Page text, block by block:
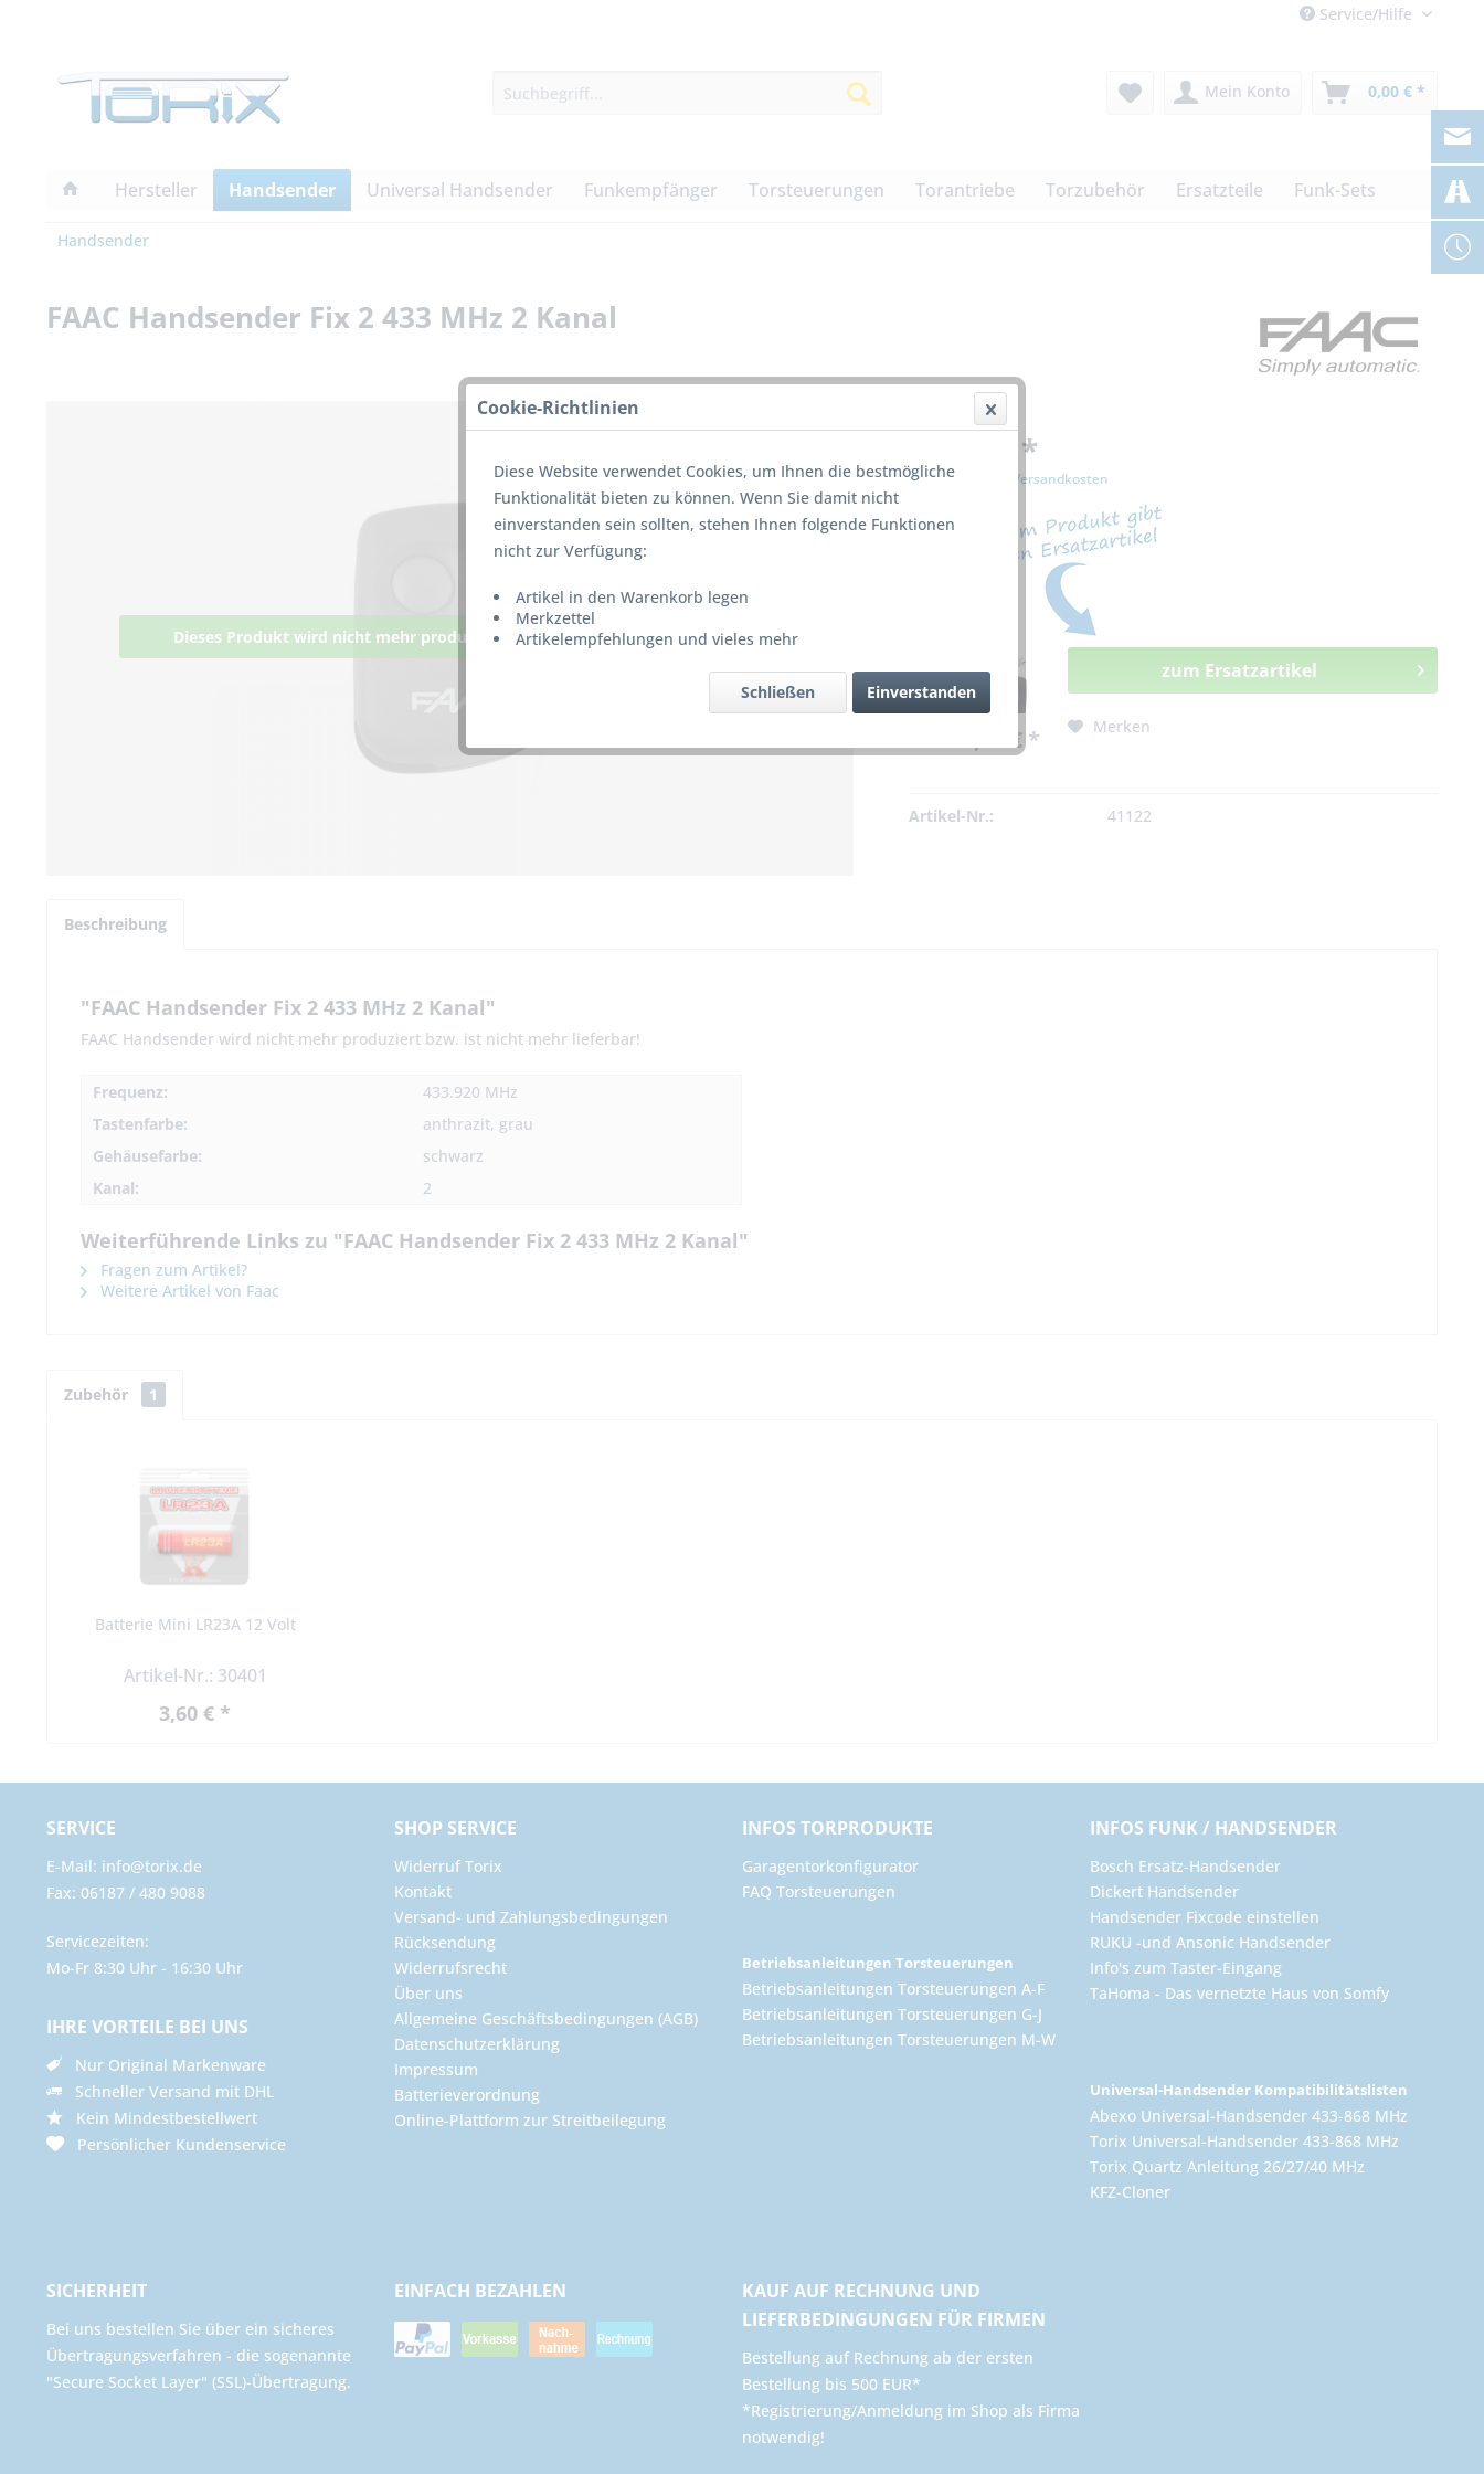
Service/Hilfe
Mein Konto 0,00 € *
Hersteller Handsender Universal Handsender Funkempfänger Torsteuerungen Torantriebe Torzubehör Ersatzteile Funk-Sets
Handsender
FAAC Handsender Fix 2 433 MHz 2 Kanal
Dieses Produkt wird nicht mehr produziert bzw. ist nicht mehr lieferbar!
59,00 € *
inkl. MwSt. zzgl. Versandkosten
139,50 € *
zum Ersatzartikel
Merken
Artikel-Nr.: 41122
Beschreibung
"FAAC Handsender Fix 2 433 MHz 2 Kanal"
FAAC Handsender wird nicht mehr produziert bzw. ist nicht mehr lieferbar!
Frequenz:
433.920 MHz
Tastenfarbe:
anthrazit, grau
Gehäusefarbe:
schwarz
Kanal:
2
Weiterführende Links zu "FAAC Handsender Fix 2 433 MHz 2 Kanal"
Fragen zum Artikel?
Weitere Artikel von Faac
Zubehör 1
Batterie Mini LR23A 12 Volt
Artikel-Nr.: 30401
3,60 € *
SERVICE
E-Mail: info@torix.de
Fax: 06187 / 480 9088
Servicezeiten:
Mo-Fr 8:30 Uhr - 16:30 Uhr
IHRE VORTEILE BEI UNS
Nur Original Markenware
Schneller Versand mit DHL
Kein Mindestbestellwert
Persönlicher Kundenservice
SHOP SERVICE
Widerruf Torix
Kontakt
Versand- und Zahlungsbedingungen
Rücksendung
Widerrufsrecht
Über uns
Allgemeine Geschäftsbedingungen (AGB)
Datenschutzerklärung
Impressum
Batterieverordnung
Online-Plattform zur Streitbeilegung
INFOS TORPRODUKTE
Garagentorkonfigurator
FAQ Torsteuerungen
Betriebsanleitungen Torsteuerungen
Betriebsanleitungen Torsteuerungen A-F
Betriebsanleitungen Torsteuerungen G-J
Betriebsanleitungen Torsteuerungen M-W
INFOS FUNK / HANDSENDER
Bosch Ersatz-Handsender
Dickert Handsender
Handsender Fixcode einstellen
RUKU -und Ansonic Handsender
Info's zum Taster-Eingang
TaHoma - Das vernetzte Haus von Somfy
Universal-Handsender Kompatibilitätslisten
Abexo Universal-Handsender 433-868 MHz
Torix Universal-Handsender 433-868 MHz
Torix Quartz Anleitung 26/27/40 MHz
KFZ-Cloner
SICHERHEIT
Bei uns bestellen Sie über ein sicheres
Übertragungsverfahren - die sogenannte
"Secure Socket Layer" (SSL)-Übertragung.
EINFACH BEZAHLEN
KAUF AUF RECHNUNG UND
LIEFERBEDINGUNGEN FÜR FIRMEN
​Bestellung auf Rechnung ab der ersten
Bestellung bis 500 EUR*
*Registrierung/Anmeldung im Shop als Firma
notwendig!
Cookie-Richtlinien
Diese Website verwendet Cookies, um Ihnen die bestmögliche
Funktionalität bieten zu können. Wenn Sie damit nicht
einverstanden sein sollten, stehen Ihnen folgende Funktionen
nicht zur Verfügung:
Artikel in den Warenkorb legen
Merkzettel
Artikelempfehlungen und vieles mehr
Einverstanden
Schließen